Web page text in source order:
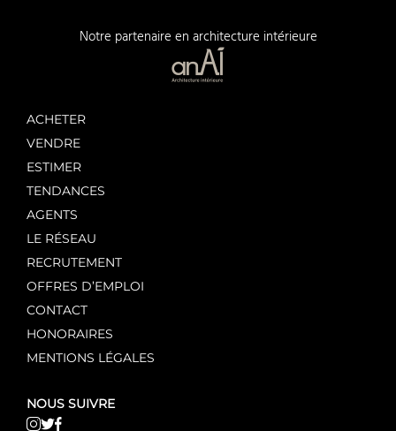
Notre partenaire en architecture intérieure
ACHETER
VENDRE
ESTIMER
TENDANCES
AGENTS
LE RÉSEAU
RECRUTEMENT
OFFRES D’EMPLOI
CONTACT
HONORAIRES
MENTIONS LÉGALES
NOUS SUIVRE